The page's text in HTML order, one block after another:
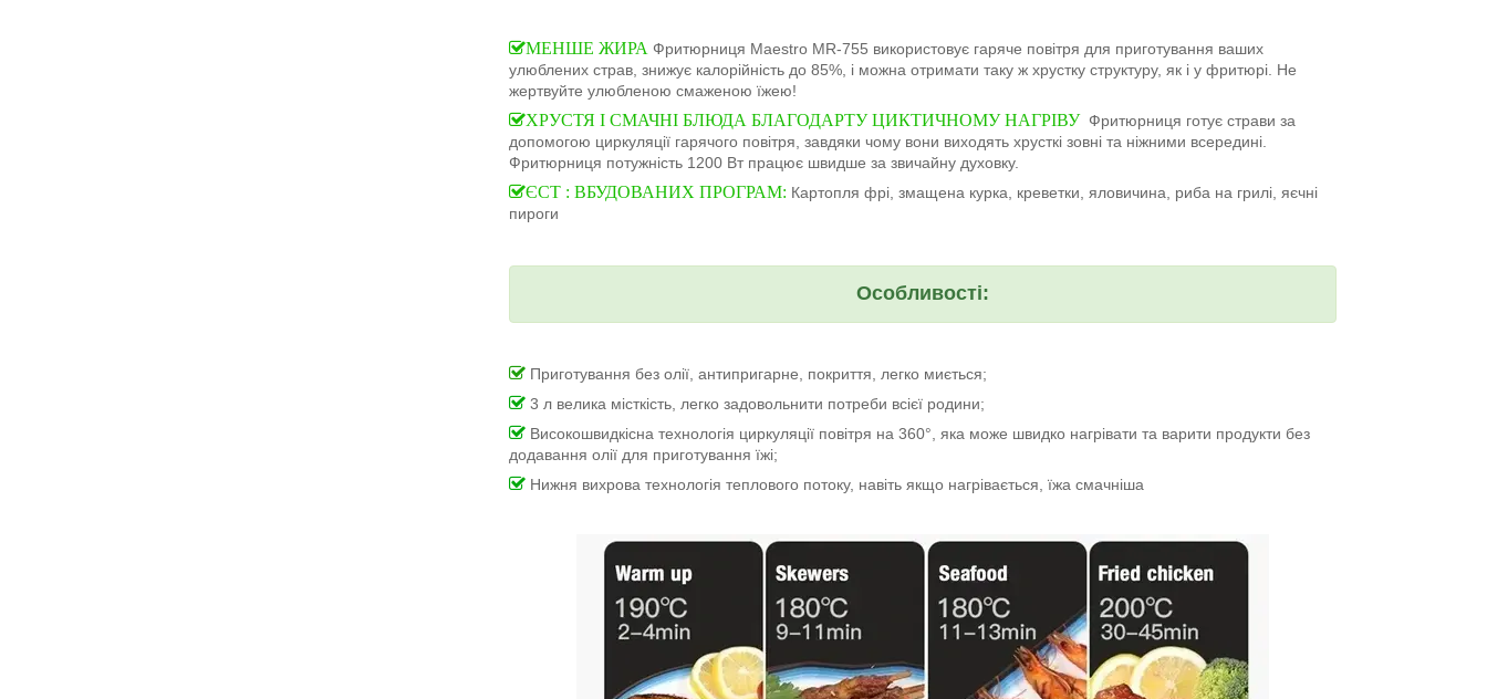
МЕНШЕ ЖИРА Фритюрниця Maestro MR-755 використовує гаряче повітря для приготування ваших
улюблених страв, знижує калорійність до 85%, і можна отримати таку ж хрустку структуру, як і у фритюрі. Не
жертвуйте улюбленою смаженою їжею!
ХРУСТЯ І СМАЧНІ БЛЮДА БЛАГОДАРТУ ЦИКТИЧНОМУ НАГРІВУ Фритюрниця готує страви за
допомогою циркуляції гарячого повітря, завдяки чому вони виходять хрусткі зовні та ніжними всередині.
Фритюрниця потужність 1200 Вт працює швидше за звичайну духовку.
ЄСТ : ВБУДОВАНИХ ПРОГРАМ: Картопля фрі, змащена курка, креветки, яловичина, риба на грилі, яєчні
пироги
Особливості:
Приготування без олії, антипригарне, покриття, легко миється;
3 л велика місткість, легко задовольнити потреби всієї родини;
Високошвидкісна технологія циркуляції повітря на 360°, яка може швидко нагрівати та варити продукти без
додавання олії для приготування їжі;
Нижня вихрова технологія теплового потоку, навіть якщо нагрівається, їжа смачніша